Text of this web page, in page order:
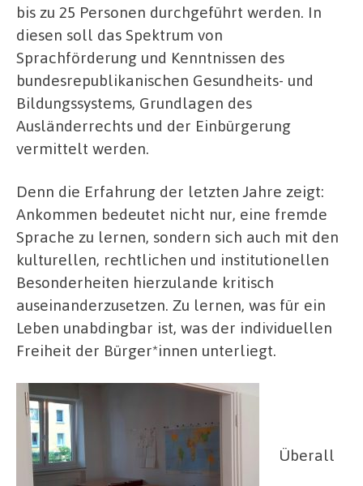
bis zu 25 Personen durchgeführt werden. In
diesen soll das Spektrum von
Sprachförderung und Kenntnissen des
bundesrepublikanischen Gesundheits- und
Bildungssystems, Grundlagen des
Ausländerrechts und der Einbürgerung
vermittelt werden.
Denn die Erfahrung der letzten Jahre zeigt:
Ankommen bedeutet nicht nur, eine fremde
Sprache zu lernen, sondern sich auch mit den
kulturellen, rechtlichen und institutionellen
Besonderheiten hierzulande kritisch
auseinanderzusetzen. Zu lernen, was für ein
Leben unabdingbar ist, was der individuellen
Freiheit der Bürger*innen unterliegt.
Überall